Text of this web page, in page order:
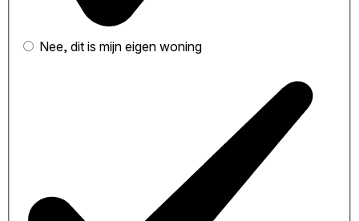
Nee, dit is mijn eigen woning